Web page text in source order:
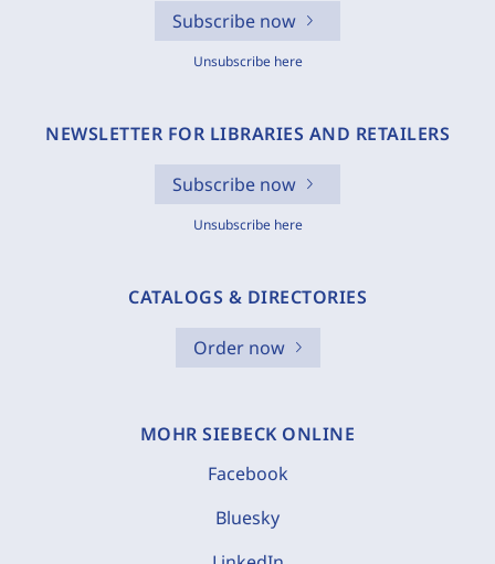
Subscribe now
Unsubscribe here
NEWSLETTER FOR LIBRARIES AND RETAILERS
Subscribe now
Unsubscribe here
CATALOGS & DIRECTORIES
Order now
MOHR SIEBECK ONLINE
Facebook
Bluesky